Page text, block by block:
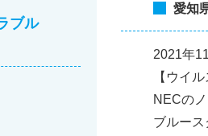
ブル
愛知
2021年
【ウイ
NECの
ブルー